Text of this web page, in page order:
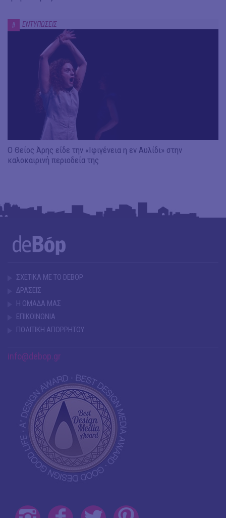
# ΕΝΤΥΠΩΣΕΙΣ
Ο Θείος Άρης είδε την «Ιφιγένεια η εν Αυλίδι» στην
καλοκαιρινή περιοδεία της
ΣΧΕΤΙΚΑ ΜΕ ΤΟ DEBOP
ΔΡΑΣΕΙΣ
Η ΟΜΑΔΑ ΜΑΣ
ΕΠΙΚΟΙΝΩΝΙΑ
ΠΟΛΙΤΙΚΗ ΑΠΟΡΡΗΤΟΥ
info@debop.gr